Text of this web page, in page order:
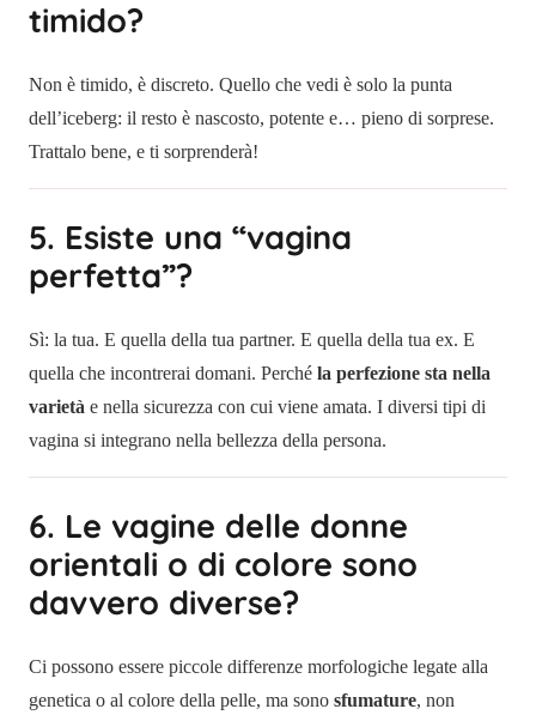
timido?
Non è timido, è discreto. Quello che vedi è solo la punta
dell’iceberg: il resto è nascosto, potente e… pieno di sorprese.
Trattalo bene, e ti sorprenderà!
5. Esiste una “vagina
perfetta”?
Sì: la tua. E quella della tua partner. E quella della tua ex. E
quella che incontrerai domani. Perché la perfezione sta nella
varietà e nella sicurezza con cui viene amata. I diversi tipi di
vagina si integrano nella bellezza della persona.
6. Le vagine delle donne
orientali o di colore sono
davvero diverse?
Ci possono essere piccole differenze morfologiche legate alla
genetica o al colore della pelle, ma sono sfumature, non